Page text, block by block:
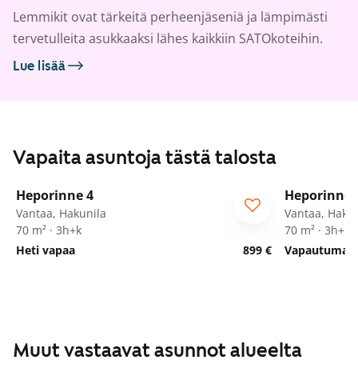
Lemmikit ovat tärkeitä perheenjäseniä ja lämpimästi
tervetulleita asukkaaksi lähes kaikkiin SATOkoteihin.
Lue lisää
Vapaita asuntoja tästä talosta
/22
Heporinne 4
Vantaa, Hakunila
70 m² · 3h+k
Heti vapaa
899 €
Heporinne
Vantaa,
70 m² · 3h+k
Muut vastaavat asunnot alueelta